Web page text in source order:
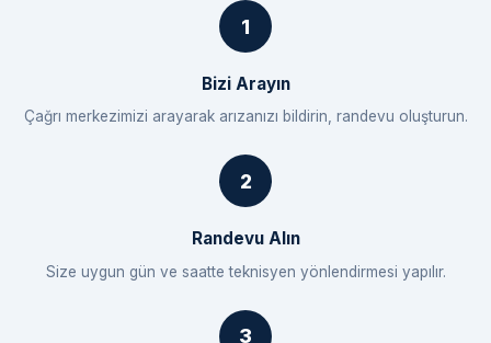
Bizi Arayın
Çağrı merkezimizi arayarak arızanızı bildirin, randevu oluşturun.
Randevu Alın
Size uygun gün ve saatte teknisyen yönlendirmesi yapılır.